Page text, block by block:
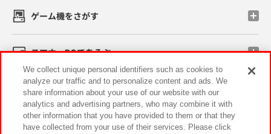
ゲーム機をさがす
スマホ・PCであそぶ
イベント・キャンペーン
We collect unique personal identifiers such as cookies to
analyze our traffic and to personalize content and ads. We
share information about your use of our website with our
analytics and advertising partners, who may combine it with
other information that you have provided to them or that they
have collected from your use of their services. Please click